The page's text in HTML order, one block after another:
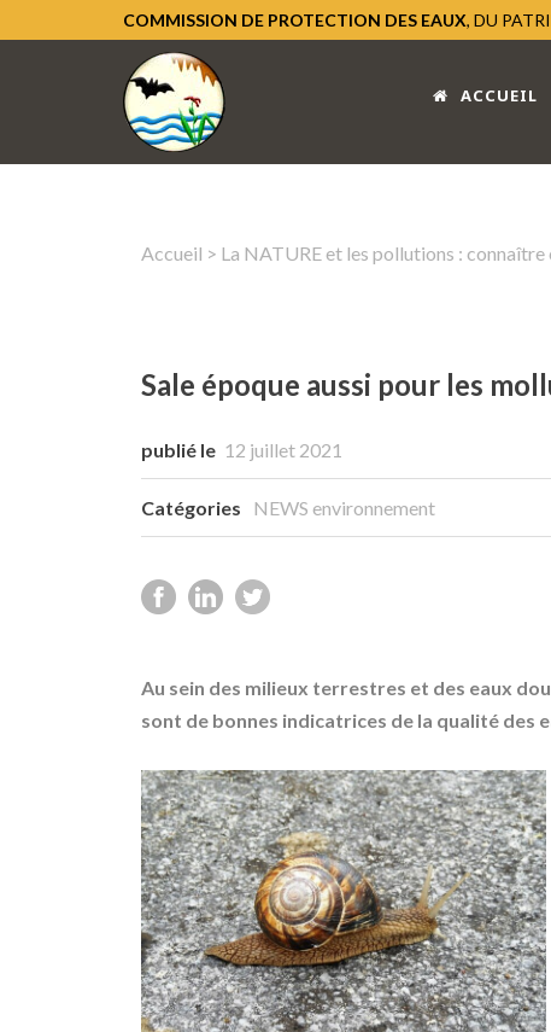
COMMISSION DE PROTECTION DES EAUX, DU
ACCUEIL
Accueil > La NATURE et les pollutions : connaître
Sale époque aussi pour les
publié le 12 juillet 2021
Catégories NEWS environnement
Au sein des milieux terrestres et des eaux
sont de bonnes indicatrices de la qualité des